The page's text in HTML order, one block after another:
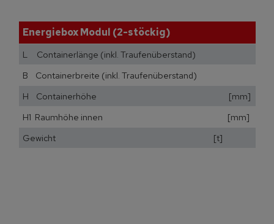
Energiebox Modul (2-stöckig)
L Containerlänge (inkl. Traufenüberstand)
B Containerbreite (inkl. Traufenüberstand)
H Containerhöhe [mm]
H1 Raumhöhe innen [mm]
Gewicht [t]